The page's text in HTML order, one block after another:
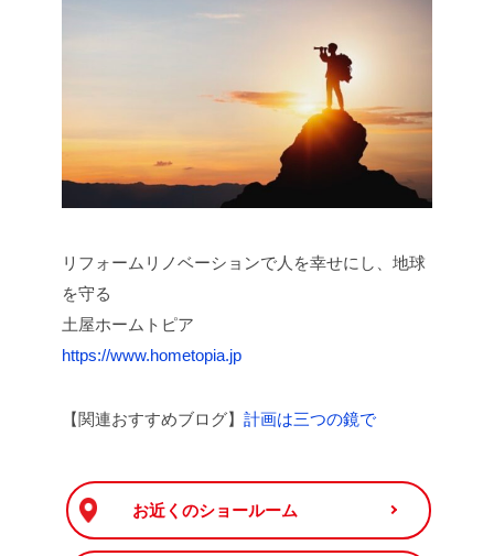
リフォームリノベーションで人を幸せにし、地球
を守る
土屋ホームトピア
https://www.hometopia.jp
【関連おすすめブログ】 計画は三つの鏡で
お近くのショールーム